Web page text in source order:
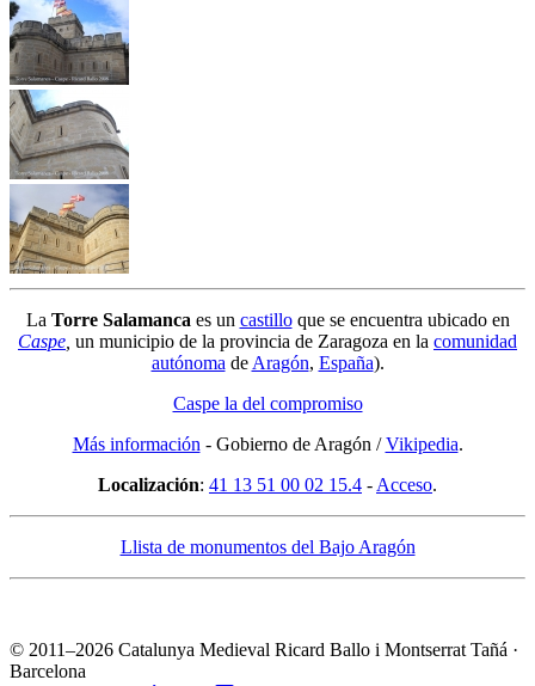
La Torre Salamanca es un castilloque se encuentra ubicado en
Caspe un municipio de la provincia de Zaragoza en la comunidad
autónoma de Aragón, España).
Caspe la del compromiso
Más información - Gobierno de Aragón /Vikipedia.
Localización: 41 13 51 00 02 15.4 - Acceso.
Llista de monumentos del Bajo Aragón
© 2011–2026 Catalunya Medieval Ricard Ballo i Montserrat Tañá ·
Barcelona